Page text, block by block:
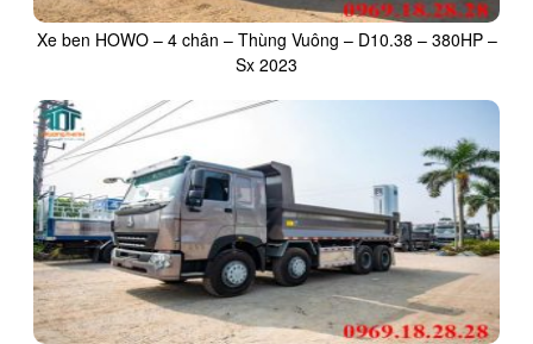
Xe ben HOWO – 4 chân – Thùng Vuông – D10.38 – 380HP –
Sx 2023